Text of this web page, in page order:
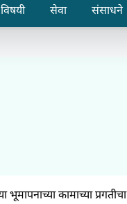
सेवा संसाधने
कामाच्या